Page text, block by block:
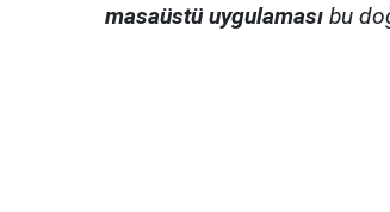
masaüstü uygulaması bu